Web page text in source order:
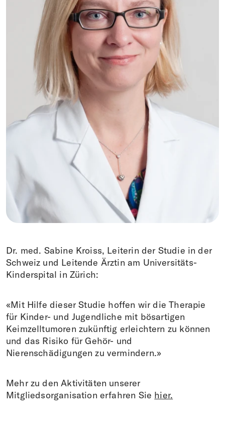
Dr. med. Sabine Kroiss, Leiterin der Studie in der
Schweiz und Leitende Ärztin am Universitäts-
Kinderspital in Zürich:
«Mit Hilfe dieser Studie hoffen wir die Therapie
für Kinder- und Jugendliche mit bösartigen
Keimzelltumoren zukünftig erleichtern zu können
und das Risiko für Gehör- und
Nierenschädigungen zu vermindern.»
Mehr zu den Aktivitäten unserer
Mitgliedsorganisation erfahren Sie hier.